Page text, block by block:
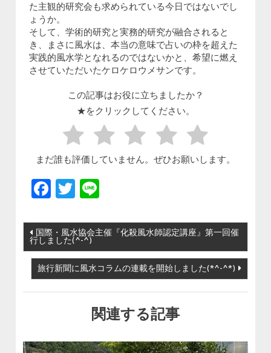
た主観的研究会も求められている今日ではないでし
ょうか。
そして、学術的研究と実務的研究が融合されると
き、まさに風水は、本当の意味で占いの枠を超えた
実践的風水学となれるのではないかと、希望に燃え
させていただいたケロケロウメサンです。
この記事はお役に立ちましたか？
★をクリックしてください。
まだ誰も評価していません。ぜひお願いします。
Facebook
Twitter
投稿ナビゲーション
国際・風水協会主催『化殺風水師認定講座』第一回催
行しました(^-^)
旅行新聞に風水コラムの連載を開始しました(*^-^*)
関連する記事